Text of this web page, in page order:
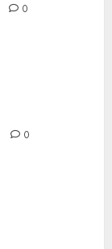
0
0